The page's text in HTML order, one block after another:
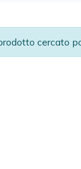
cercato